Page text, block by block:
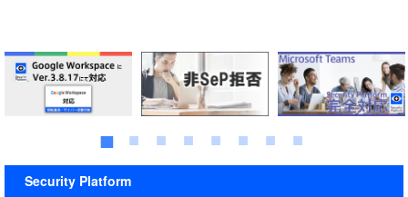
Security Platform